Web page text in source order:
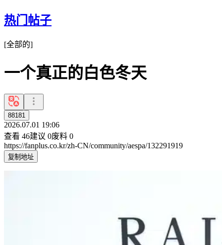
热门帖子
[全部的]
一个真正的白色冬天
88181
2026.07.01 19:06
查看 46建议 0废料 0
https://fanplus.co.kr/zh-CN/community/aespa/132291919
复制地址